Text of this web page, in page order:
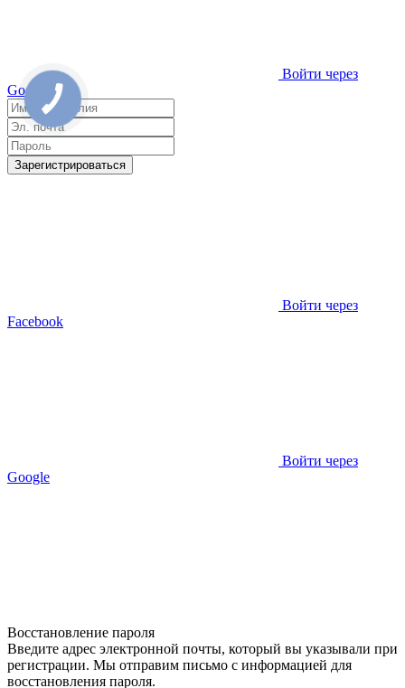
Войти через
Google
Зарегистрироваться
Войти через
Facebook
Войти через
Google
Восстановление пароля
Введите адрес электронной почты, который вы указывали при
регистрации. Мы отправим письмо с информацией для
восстановления пароля.